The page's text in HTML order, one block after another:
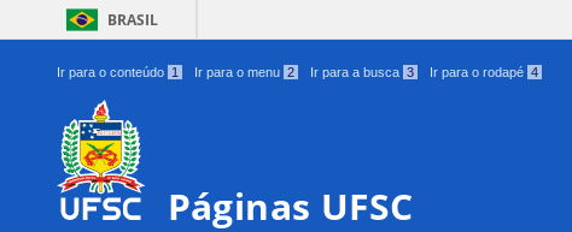
BRASIL
Ir para o conteúdo 1 Ir para o menu 2 Ir para a busca 3 Ir para o rodapé 4
Páginas UFSC